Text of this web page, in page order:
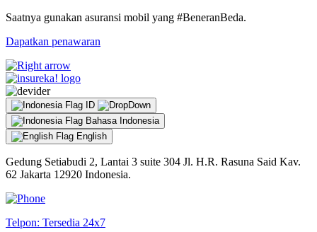
Saatnya gunakan asuransi mobil yang #BeneranBeda.
Dapatkan penawaran
ID
Bahasa Indonesia
English
Gedung Setiabudi 2, Lantai 3 suite 304 Jl. H.R. Rasuna Said Kav.
62 Jakarta 12920 Indonesia.
Telpon: Tersedia 24x7